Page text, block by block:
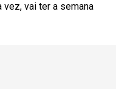
vai ter a semana